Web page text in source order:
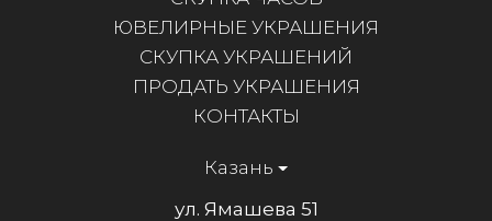
ЮВЕЛИРНЫЕ УКРАШЕНИЯ
СКУПКА УКРАШЕНИЙ
ПРОДАТЬ УКРАШЕНИЯ
КОНТАКТЫ
Казань
ул. Ямашева 51